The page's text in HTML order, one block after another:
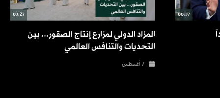
00:37
03:27
المزاد الدولي لمزارع إنتاج الصقور... بين
التحديات والتنافس العالمي
7 أغسطس